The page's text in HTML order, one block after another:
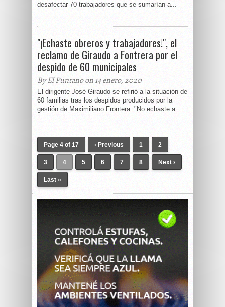
desafectar 70 trabajadores que se sumarían a...
"¡Echaste obreros y trabajadores!", el
reclamo de Giraudo a Fontrera por el
despido de 60 municipales
By El Puntano on 14 enero, 2020
El dirigente José Giraudo se refirió a la situación de
60 familias tras los despidos producidos por la
gestión de Maximiliano Frontera. "No echaste a...
Page 4 of 17 ‹ Previous 1 2
3 4 5 6 7 8 Next ›
Last »